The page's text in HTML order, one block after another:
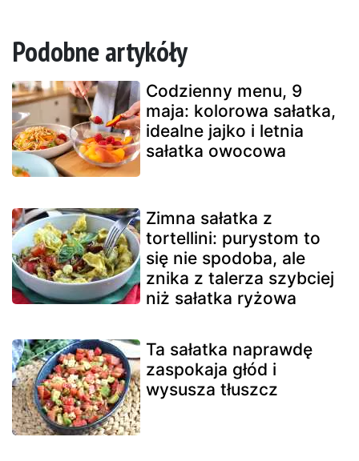
Podobne artykóły
Codzienny menu, 9
maja: kolorowa sałatka,
idealne jajko i letnia
sałatka owocowa
Zimna sałatka z
tortellini: purystom to
się nie spodoba, ale
znika z talerza szybciej
niż sałatka ryżowa
Ta sałatka naprawdę
zaspokaja głód i
wysusza tłuszcz